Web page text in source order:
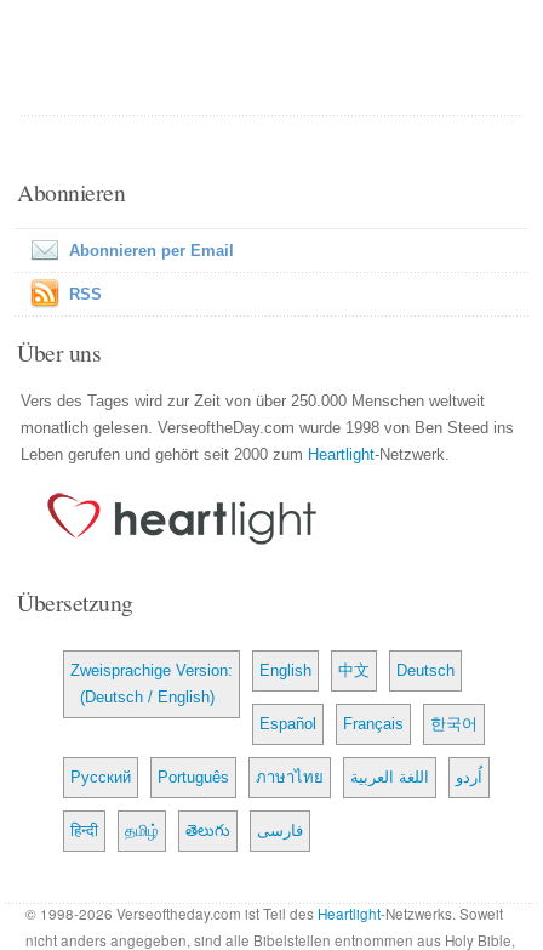
Abonnieren
Abonnieren per Email
RSS
Über uns
Vers des Tages wird zur Zeit von über 250.000 Menschen weltweit
monatlich gelesen. VerseoftheDay.com wurde 1998 von Ben Steed ins
Leben gerufen und gehört seit 2000 zum Heartlight-Netzwerk.
Übersetzung
Zweisprachige Version:
(Deutsch / English)
English 中文 Deutsch
Español Français 한국어
Русский Português ภาษาไทย اللغة العربية اُردو
हिन्दी தமிழ் తెలుగు فارسی
© 1998-2026 Verseoftheday.com ist Teil des Heartlight-Netzwerks. Soweit
nicht anders angegeben, sind alle Bibelstellen entnommen aus Holy Bible,